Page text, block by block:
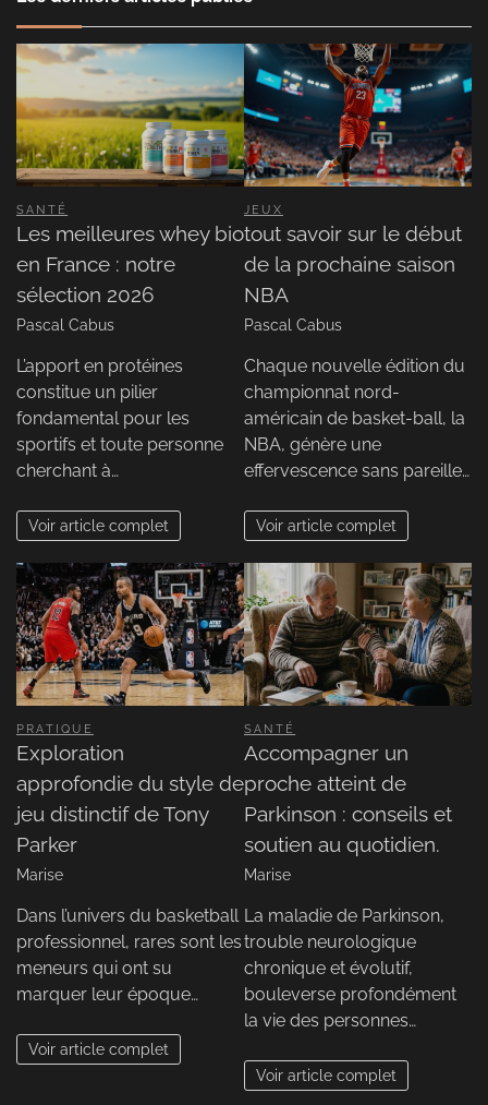
SANTÉ
Les meilleures whey bio
en France : notre
sélection 2026
Pascal Cabus
L’apport en protéines
constitue un pilier
fondamental pour les
sportifs et toute personne
cherchant à…
Voir article complet
JEUX
tout savoir sur le début
de la prochaine saison
NBA
Pascal Cabus
Chaque nouvelle édition du
championnat nord-
américain de basket-ball, la
NBA, génère une
effervescence sans pareille…
Voir article complet
PRATIQUE
Exploration
approfondie du style de
jeu distinctif de Tony
Parker
Marise
Dans l’univers du basketball
professionnel, rares sont les
meneurs qui ont su
marquer leur époque…
Voir article complet
SANTÉ
Accompagner un
proche atteint de
Parkinson : conseils et
soutien au quotidien.
Marise
La maladie de Parkinson,
trouble neurologique
chronique et évolutif,
bouleverse profondément
la vie des personnes…
Voir article complet